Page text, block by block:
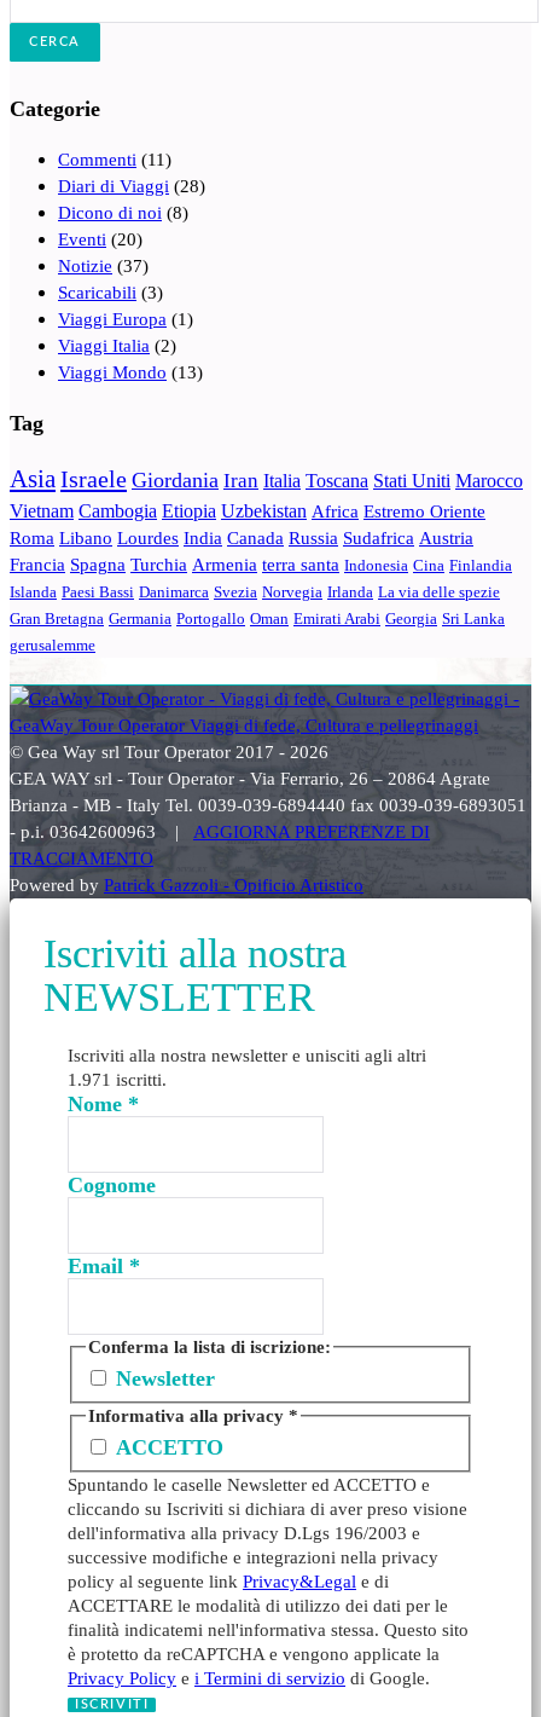
Categorie
Commenti (11)
Diari di Viaggi (28)
Dicono di noi (8)
Eventi (20)
Notizie (37)
Scaricabili (3)
Viaggi Europa (1)
Viaggi Italia (2)
Viaggi Mondo (13)
Tag
Asia Israele Giordania Iran Italia Toscana Stati Uniti Marocco
Vietnam Cambogia Etiopia Uzbekistan Africa Estremo Oriente
Roma Libano Lourdes India Canada Russia Sudafrica Austria
Francia Spagna Turchia Armenia terra santa Indonesia Cina Finlandia
Islanda Paesi Bassi Danimarca Svezia Norvegia Irlanda La via delle spezie
Gran Bretagna Germania Portogallo Oman Emirati Arabi Georgia Sri Lanka
gerusalemme
© Gea Way srl Tour Operator 2017 - 2026
GEA WAY srl - Tour Operator - Via Ferrario, 26 – 20864 Agrate
Brianza - MB - Italy Tel. 0039-039-6894440 fax 0039-039-6893051
- p.i. 03642600963 | AGGIORNA PREFERENZE DI
TRACCIAMENTO
Powered by Patrick Gazzoli - Opificio Artistico
Iscriviti alla nostra
NEWSLETTER
Iscriviti alla nostra newsletter e unisciti agli altri
1.971 iscritti.
Nome *
Cognome
Email *
Conferma la lista di iscrizione:
Newsletter
Informativa alla privacy*
ACCETTO
Spuntando le caselle Newsletter ed ACCETTO e
cliccando su Iscriviti si dichiara di aver preso visione
dell'informativa alla privacy D.Lgs 196/2003 e
successive modifiche e integrazioni nella privacy
policy al seguente link Privacy&Legal e di
ACCETTARE le modalità di utilizzo dei dati per le
finalità indicatemi nell'informativa stessa. Questo sito
è protetto da reCAPTCHA e vengono applicate la
Privacy Policy e i Termini di servizio di Google.